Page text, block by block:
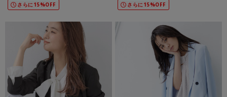
さらに15%OFF さらに15%OFF